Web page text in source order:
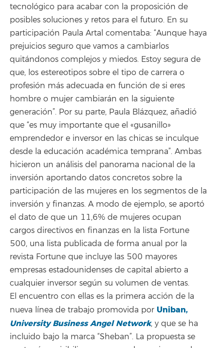
tecnológico para acabar con la proposición de
posibles soluciones y retos para el futuro. En su
participación Paula Artal comentaba: “Aunque haya
prejuicios seguro que vamos a cambiarlos
quitándonos complejos y miedos. Estoy segura de
que, los estereotipos sobre el tipo de carrera o
profesión más adecuada en función de si eres
hombre o mujer cambiarán en la siguiente
generación”. Por su parte, Paula Blázquez, añadió
que “es muy importante que el «gusanillo»
emprendedor e inversor en las chicas se inculque
desde la educación académica temprana”. Ambas
hicieron un análisis del panorama nacional de la
inversión aportando datos concretos sobre la
participación de las mujeres en los segmentos de la
inversión y finanzas. A modo de ejemplo, se aportó
el dato de que un 11,6% de mujeres ocupan
cargos directivos en finanzas en la lista Fortune
500, una lista publicada de forma anual por la
revista Fortune que incluye las 500 mayores
empresas estadounidenses de capital abierto a
cualquier inversor según su volumen de ventas.
El encuentro con ellas es la primera acción de la
nueva línea de trabajo promovida por Uniban,
University Business Angel Network, y que se ha
incluido bajo la marca “Sheban”. La propuesta se